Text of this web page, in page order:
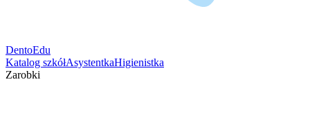
DentoEdu
Katalog szkółAsystentkaHigienistka
Zarobki